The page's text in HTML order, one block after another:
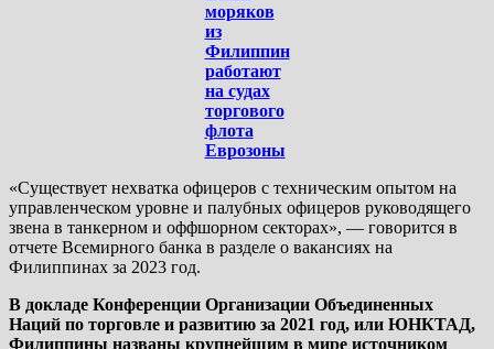
моряков
из
Филиппин
работают
на судах
торгового
флота
Еврозоны
«Существует нехватка офицеров с техническим опытом на
управленческом уровне и палубных офицеров руководящего
звена в танкерном и оффшорном секторах», — говорится в
отчете Всемирного банка в разделе о вакансиях на
Филиппинах за 2023 год.
В докладе Конференции Организации Объединенных
Наций по торговле и развитию за 2021 год, или ЮНКТАД,
Филиппины названы крупнейшим в мире источником